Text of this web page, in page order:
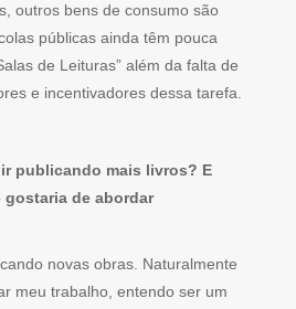
outros bens de consumo são
públicas ainda têm pouca
de Leituras” além da falta de
e incentivadores dessa tarefa.
publicando mais livros? E
de abordar
novas obras. Naturalmente
meu trabalho, entendo ser um